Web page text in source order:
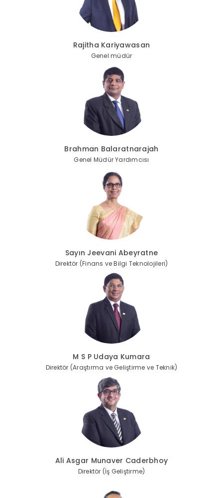
Rajitha Kariyawasan
Genel müdür
Brahman Balaratnarajah
Genel Müdür Yardımcısı
Sayın Jeevani Abeyratne
Direktör (Finans ve Bilgi Teknolojileri)
M S P Udaya Kumara
Direktör (Araştırma ve Geliştirme ve Teknik)
Ali Asgar Munaver Caderbhoy
Direktör (İş Geliştirme)